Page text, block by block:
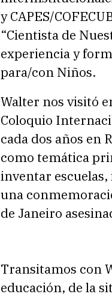
y CAPES/
“Cientista de
experiencia y
para/con Niños.
Walter nos visitó
Coloquio
cada dos años en
como temática
inventar escuelas,
una
de Janeiro
Transitamos con
educación, de la